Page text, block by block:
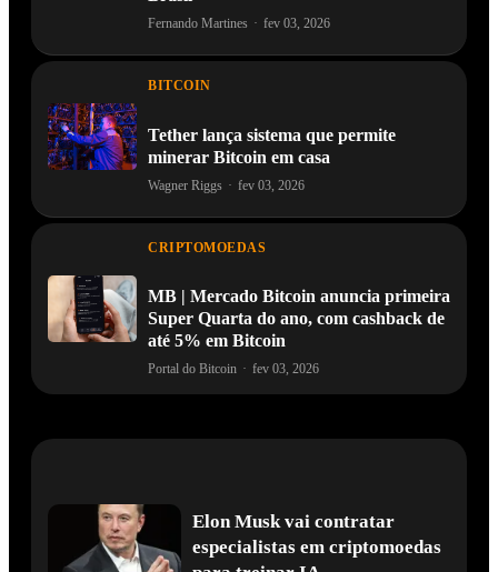
Fernando Martines · fev 03, 2026
BITCOIN
Tether lança sistema que permite
minerar Bitcoin em casa
Wagner Riggs · fev 03, 2026
CRIPTOMOEDAS
MB | Mercado Bitcoin anuncia primeira
Super Quarta do ano, com cashback de
até 5% em Bitcoin
Portal do Bitcoin · fev 03, 2026
Elon Musk vai contratar
especialistas em criptomoedas